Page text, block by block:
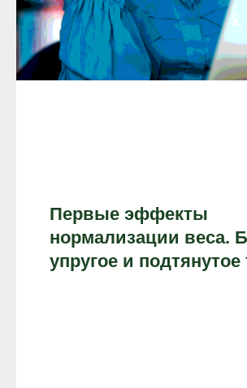
Первые эффекты
нормализации веса.
упругое и подтянутое